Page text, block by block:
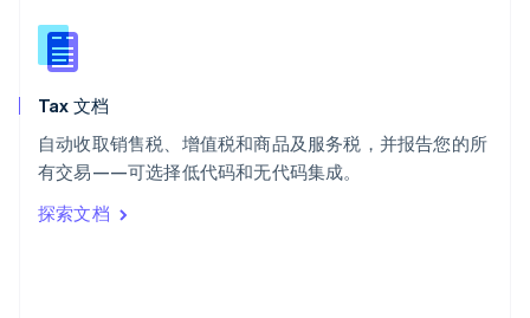
Tax 文档
自动收取销售税、增值税和商品及服务税，并报告您的所
有交易——可选择低代码和无代码集成。
探索文档
English
新西兰
匈牙利
意大利
ItalianoEnglish
印度
English